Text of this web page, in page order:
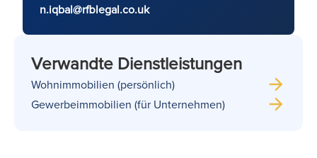
n.iqbal@rfblegal.co.uk
Verwandte Dienstleistungen
Wohnimmobilien (persönlich)
Gewerbeimmobilien (für Unternehmen)